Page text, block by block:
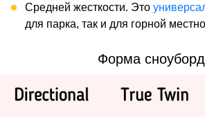
Средней жесткости. Это
для парка, так и для горной
Форма